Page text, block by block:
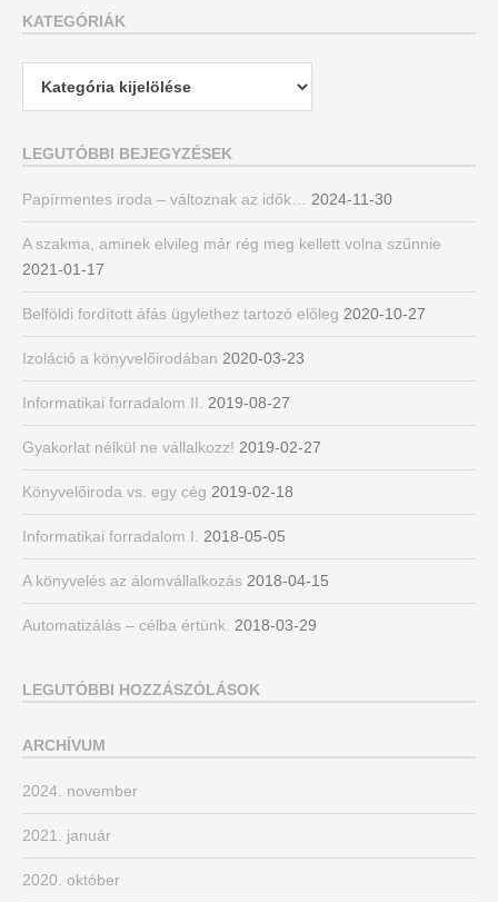
KATEGÓRIÁK
Kategóriák
LEGUTÓBBI BEJEGYZÉSEK
Papírmentes iroda – változnak az idők… 2024-11-30
A szakma, aminek elvileg már rég meg kellett volna szűnnie
2021-01-17
Belföldi fordított áfás ügylethez tartozó előleg 2020-10-27
Izoláció a könyvelőirodában 2020-03-23
Informatikai forradalom II. 2019-08-27
Gyakorlat nélkül ne vállalkozz! 2019-02-27
Könyvelőiroda vs. egy cég 2019-02-18
Informatikai forradalom I. 2018-05-05
A könyvelés az álomvállalkozás 2018-04-15
Automatizálás – célba értünk. 2018-03-29
LEGUTÓBBI HOZZÁSZÓLÁSOK
ARCHÍVUM
2024. november
2021. január
2020. október